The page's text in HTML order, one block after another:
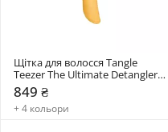
Щітка для волосся Tangle
Teezer The Ultimate Detangler
Large
849 ₴
+ 4 кольори